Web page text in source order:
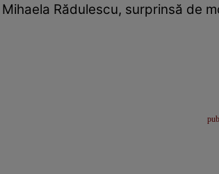
Mihaela Rădulescu, surprinsă de